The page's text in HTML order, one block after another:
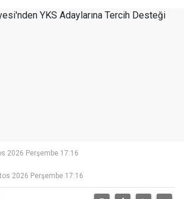
2026 Perşembe 17:16
2026 Perşembe 17:16